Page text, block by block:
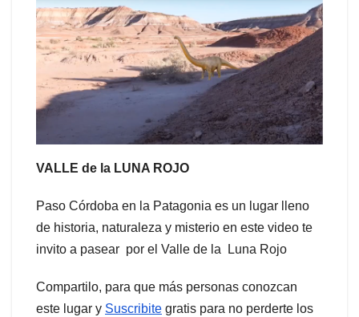
VALLE de la LUNA ROJO
Paso Córdoba en la Patagonia es un lugar lleno
de historia, naturaleza y misterio en este video te
invito a pasear por el Valle de la Luna Rojo
Compartilo, para que más personas conozcan
este lugar y Suscribite gratis para no perderte los